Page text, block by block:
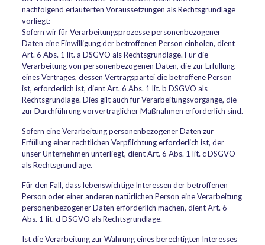
nachfolgend erläuterten Voraussetzungen als Rechtsgrundlage
vorliegt:
Sofern wir für Verarbeitungsprozesse personenbezogener
Daten eine Einwilligung der betroffenen Person einholen, dient
Art. 6 Abs. 1 lit. a DSGVO als Rechtsgrundlage. Für die
Verarbeitung von personenbezogenen Daten, die zur Erfüllung
eines Vertrages, dessen Vertragspartei die betroffene Person
ist, erforderlich ist, dient Art. 6 Abs. 1 lit. b DSGVO als
Rechtsgrundlage. Dies gilt auch für Verarbeitungsvorgänge, die
zur Durchführung vorvertraglicher Maßnahmen erforderlich sind.
Sofern eine Verarbeitung personenbezogener Daten zur
Erfüllung einer rechtlichen Verpflichtung erforderlich ist, der
unser Unternehmen unterliegt, dient Art. 6 Abs. 1 lit. c DSGVO
als Rechtsgrundlage.
Für den Fall, dass lebenswichtige Interessen der betroffenen
Person oder einer anderen natürlichen Person eine Verarbeitung
personenbezogener Daten erforderlich machen, dient Art. 6
Abs. 1 lit. d DSGVO als Rechtsgrundlage.
Ist die Verarbeitung zur Wahrung eines berechtigten Interesses